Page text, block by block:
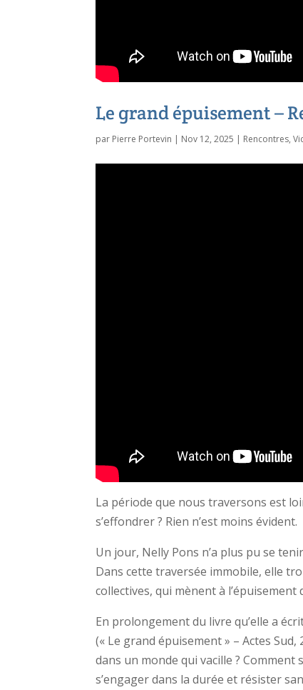
Le grand épuisement –
par Pierre Portevin | Nov 12, 2025 | Rencontres,
La période que nous traversons est
s’effondrer ? Rien n’est moins évident.
Un jour, Nelly Pons n’a plus pu se
Dans cette traversée immobile, elle
collectives, qui mènent à
En prolongement du livre qu’elle a
(« Le grand épuisement » – Actes
dans un monde qui vacille ?
s’engager dans la durée et résister